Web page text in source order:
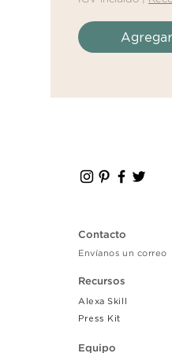
Contacto
Envíanos un correo
Recursos
Alexa Skill
Press Kit
Equipo